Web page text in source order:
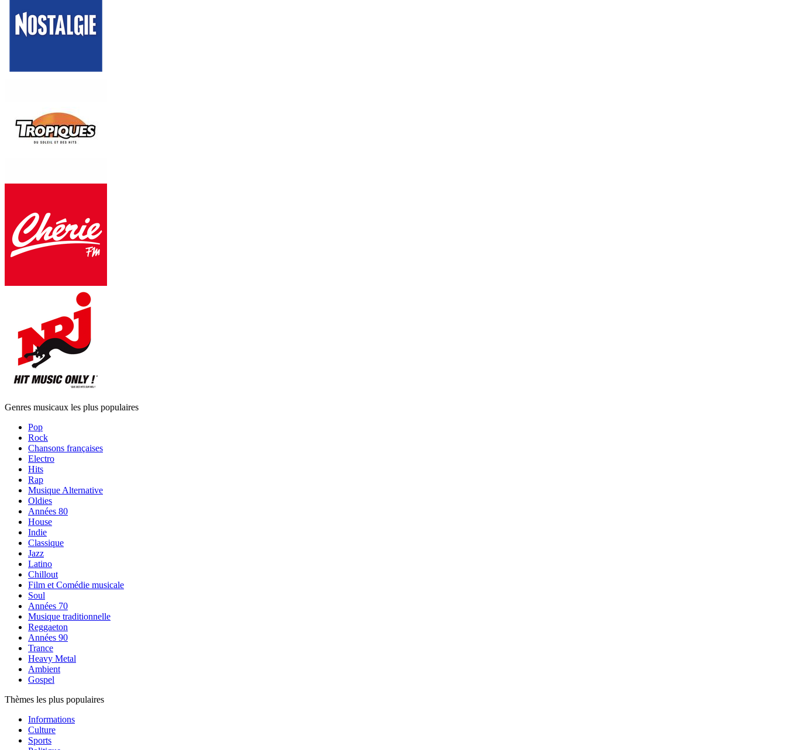
Genres musicaux les plus populaires
Pop
Rock
Chansons françaises
Electro
Hits
Rap
Musique Alternative
Oldies
Années 80
House
Indie
Classique
Jazz
Latino
Chillout
Film et Comédie musicale
Soul
Années 70
Musique traditionnelle
Reggaeton
Années 90
Trance
Heavy Metal
Ambient
Gospel
Thèmes les plus populaires
Informations
Culture
Sports